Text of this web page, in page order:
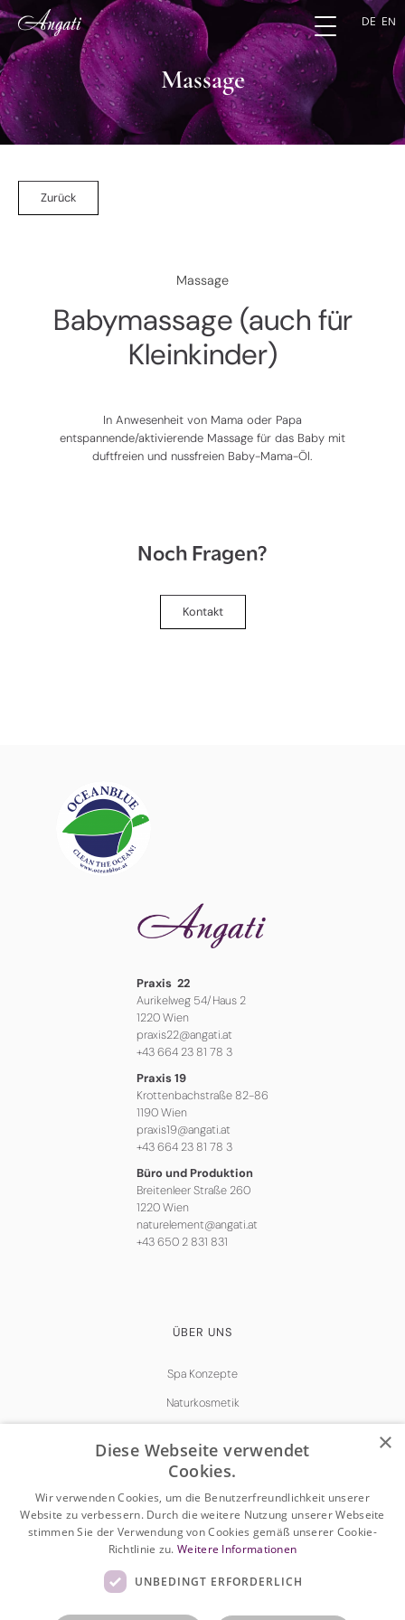
DE EN
Massage
Zurück
Massage
Babymassage (auch für
Kleinkinder)
In Anwesenheit von Mama oder Papa
entspannende/aktivierende Massage für das Baby mit
duftfreien und nussfreien Baby-Mama-Öl.
Noch Fragen?
Kontakt
Praxis 22
Aurikelweg 54/Haus 2
1220 Wien
praxis22@angati.at
+43 664 23 81 78 3
Praxis 19
Krottenbachstraße 82-86
1190 Wien
praxis19@angati.at
+43 664 23 81 78 3
Büro und Produktion
Breitenleer Straße 260
1220 Wien
naturelement@angati.at
+43 650 2 831 831
ÜBER UNS
Spa Konzepte
Naturkosmetik
Impressum
×
Diese Webseite verwendet
Cookies.
Wir verwenden Cookies, um die Benutzerfreundlichkeit unserer
Website zu verbessern. Durch die weitere Nutzung unserer Webseite
stimmen Sie der Verwendung von Cookies gemäß unserer Cookie-
Richtlinie zu.Weitere Informationen
UNBEDINGT ERFORDERLICH